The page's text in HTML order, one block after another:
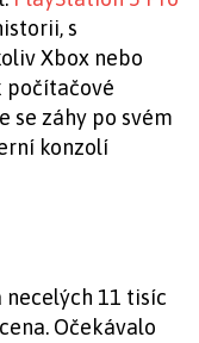
s
Xbox nebo
počítačové
se záhy po svém
konzolí
necelých 11 tisíc
Očekávalo